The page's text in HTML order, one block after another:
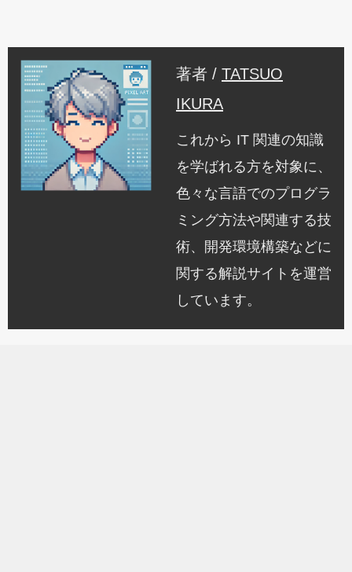
著者 / TATSUO
IKURA
これから IT 関連の知識
を学ばれる方を対象に、
色々な言語でのプログラ
ミング方法や関連する技
術、開発環境構築などに
関する解説サイトを運営
しています。